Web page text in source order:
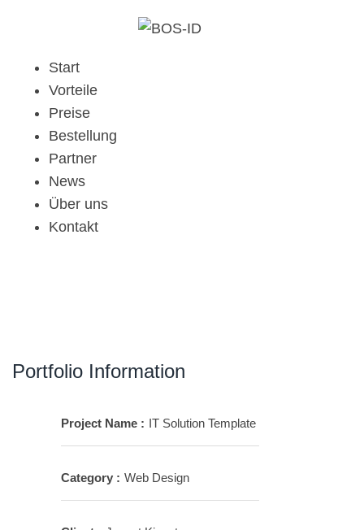
Start
Vorteile
Preise
Bestellung
Partner
News
Über uns
Kontakt
Portfolio Information
Project Name : IT Solution Template
Category : Web Design